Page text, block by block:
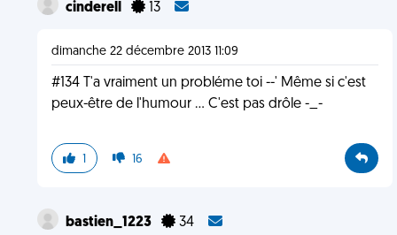
cinderell 13
dimanche 22 décembre 2013 11:09
#134 T'a vraiment un probléme toi --' Même si c'est
peux-être de l'humour ... C'est pas drôle -_-
1 16
bastien_1223 34